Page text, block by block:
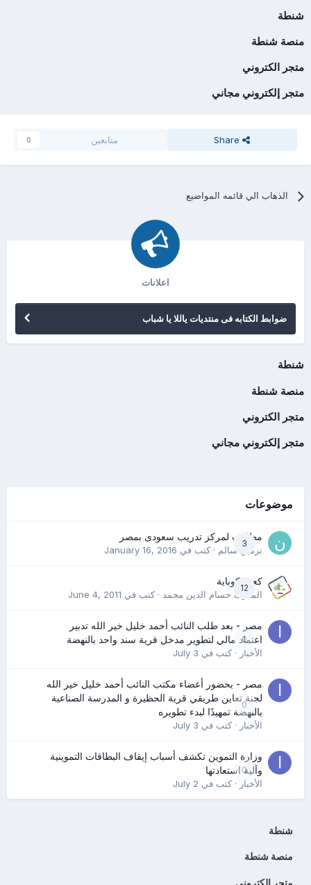
شنطة
منصة شنطة
متجر الكتروني
متجر إلكتروني مجاني
Share متابعين 0
الذهاب الي قائمه المواضيع
اعلانات
ضوابط الكتابه فى منتديات ياللا يا شباب
شنطة
منصة شنطة
متجر الكتروني
متجر إلكتروني مجاني
موضوعات
3
مطلوب لمركز تدريب سعودى بمصر
نرمين سالم· كتب في January 16, 2016
12
كعب كوباية
المدرب حسام الدين محمد· كتب في June 4, 2011
0
مصر - بعد طلب النائب أحمد خليل خير الله تدبير
اعتماد مالي لتطوير مدخل قرية سند واحد بالنهضة
الأخبار· كتب في July 3
0
مصر - بحضور أعضاء مكتب النائب أحمد خليل خير الله
لجنة تعاين طريقي قرية الحظيرة و المدرسة الصناعية
بالنهضة تمهيدًا لبدء تطويره
الأخبار· كتب في July 3
0
وزارة التموين تكشف أسباب إيقاف البطاقات التموينية
وآلية استعادتها
الأخبار· كتب في July 2
شنطة
منصة شنطة
متجر الكتروني